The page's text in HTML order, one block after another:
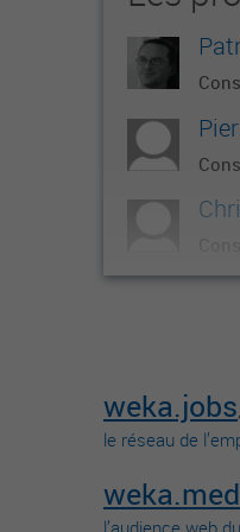
weka.jobs,
le réseau de
l’audience web